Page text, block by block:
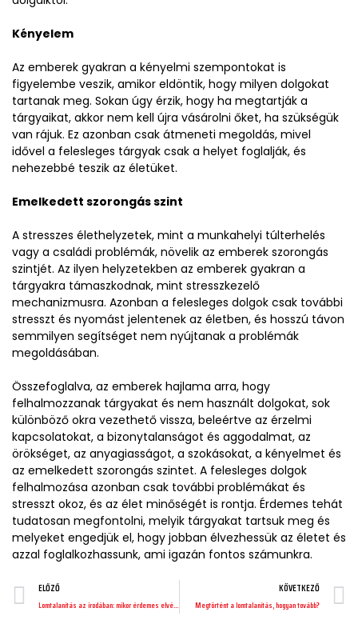
Kényelem
Az emberek gyakran a kényelmi szempontokat is
figyelembe veszik, amikor eldöntik, hogy milyen dolgokat
tartanak meg. Sokan úgy érzik, hogy ha megtartják a
tárgyaikat, akkor nem kell újra vásárolni őket, ha szükségük
van rájuk. Ez azonban csak átmeneti megoldás, mivel
idővel a felesleges tárgyak csak a helyet foglalják, és
nehezebbé teszik az életüket.
Emelkedett szorongás szint
A stresszes élethelyzetek, mint a munkahelyi túlterhelés
vagy a családi problémák, növelik az emberek szorongás
szintjét. Az ilyen helyzetekben az emberek gyakran a
tárgyakra támaszkodnak, mint stresszkezelő
mechanizmusra. Azonban a felesleges dolgok csak további
stresszt és nyomást jelentenek az életben, és hosszú távon
semmilyen segítséget nem nyújtanak a problémák
megoldásában.
Összefoglalva, az emberek hajlama arra, hogy
felhalmozzanak tárgyakat és nem használt dolgokat, sok
különböző okra vezethető vissza, beleértve az érzelmi
kapcsolatokat, a bizonytalanságot és aggodalmat, az
örökséget, az anyagiasságot, a szokásokat, a kényelmet és
az emelkedett szorongás szintet. A felesleges dolgok
felhalmozása azonban csak további problémákat és
stresszt okoz, és az élet minőségét is rontja. Érdemes tehát
tudatosan megfontolni, melyik tárgyakat tartsuk meg és
melyeket engedjük el, hogy jobban élvezhessük az életet és
azzal foglalkozhassunk, ami igazán fontos számunkra.
ELŐZŐ
Lomtalanítás az irodában: mikor érdemes elvégezni és hogyan?
KÖVETKEZŐ
Megtörtént a lomtalanítás, hogyan tovább?